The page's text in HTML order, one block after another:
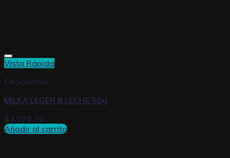
Vista Rápida
Chocolates
MILKA LEGER B LECHE 50g
$3.078,06
Añadir al carrito